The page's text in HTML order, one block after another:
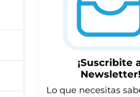
¡Suscribite
Newsletter!
Lo que necesitas